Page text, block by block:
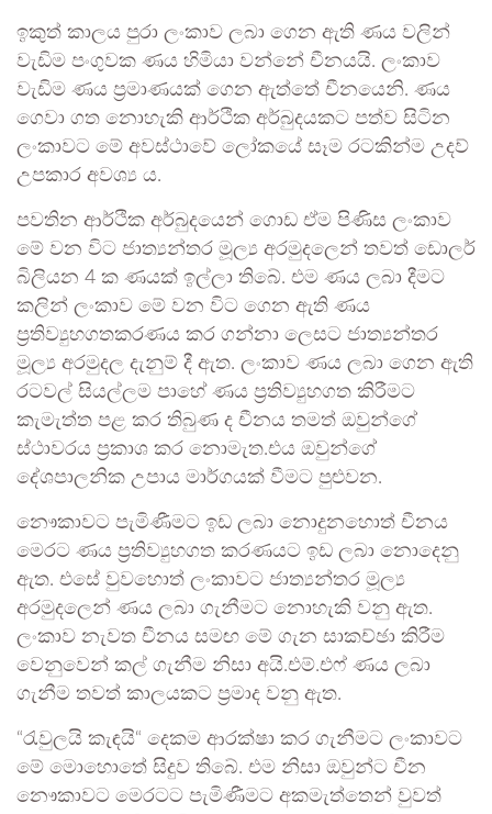
ඉකුත් කාලය පුරා ලංකාව ලබා ගෙන ඇති ණය වලින්
වැඩිම පංගුවක ණය හිමියා වන්නේ චීනයයි. ලංකාව
වැඩිම ණය ප්‍රමාණයක් ගෙන ඇත්තේ චීනයෙනි. ණය
ගෙවා ගත නොහැකි ආර්ථික අර්බුදයකට පත්ව සිටින
ලංකාවට මේ අවස්ථාවේ ලෝකයේ සෑම රටකින්ම උදව්
උපකාර අවශ්‍ය ය.
පවතින ආර්ථික අර්බුදයෙන් ගොඩ ඒම පිණිස ලංකාව
මේ වන විට ජාත්‍යන්තර මූල්‍ය අරමුදලෙන් තවත් ඩොලර්
බිලියන 4 ක ණයක් ඉල්ලා තිබේ. එම ණය ලබා දීමට
කලින් ලංකාව මේ වන විට ගෙන ඇති ණය
ප්‍රතිව්‍යුහගතකරණය කර ගන්නා ලෙසට ජාත්‍යන්තර
මූල්‍ය අරමුදල දැනුම් දී ඇත. ලංකාව ණය ලබා ගෙන ඇති
රටවල් සියල්ලම පාහේ ණය ප්‍රතිව්‍යුහගත කිරීමට
කැමැත්ත පළ කර තිබුණ ද චීනය තමත් ඔවුන්ගේ
ස්ථාවරය ප්‍රකාශ කර නොමැත.එය ඔවුන්ගේ
දේශපාලනික උපාය මාර්ගයක් වීමට පුළුවන.
නෞකාවට පැමිණීමට ඉඩ ලබා නොදුනහොත් චීනය
මෙරට ණය ප්‍රතිව්‍යුහගත කරණයට ඉඩ ලබා නොදෙනු
ඇත. එසේ වුවහොත් ලංකාවට ජාත්‍යන්තර මූල්‍ය
අරමුදලෙන් ණය ලබා ගැනීමට නොහැකි වනු ඇත.
ලංකාව නැවත චීනය සමඟ මේ ගැන සාකච්ඡා කිරීම
වෙනුවෙන් කල් ගැනීම නිසා අයි.එම්.එෆ් ණය ලබා
ගැනීම තවත් කාලයකට ප්‍රමාද වනු ඇත.
“රැවුලයි කැඳයි“ දෙකම ආරක්ෂා කර ගැනීමට ලංකාවට
මේ මොහොතේ සිදුව තිබේ. එම නිසා ඔවුන්ට චීන
නෞකාවට මෙරටට පැමිණීමට අකමැත්තෙන් වුවත්